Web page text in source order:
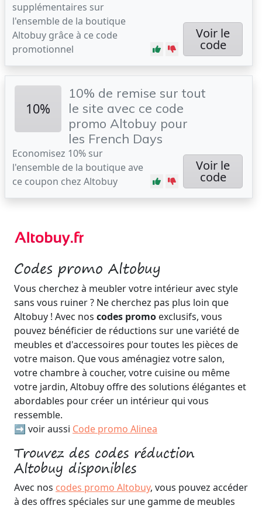
Codes promo Altobuy
Vous cherchez à meubler votre intérieur avec style
sans vous ruiner ? Ne cherchez pas plus loin que
Altobuy ! Avec nos codes promo exclusifs, vous
pouvez bénéficier de réductions sur une variété de
meubles et d'accessoires pour toutes les pièces de
votre maison. Que vous aménagiez votre salon,
votre chambre à coucher, votre cuisine ou même
votre jardin, Altobuy offre des solutions élégantes et
abordables pour créer un intérieur qui vous
ressemble.
➡️ voir aussi Code promo Alinea
Trouvez des codes réduction
Altobuy disponibles
Avec nos codes promo Altobuy, vous pouvez accéder
à des offres spéciales sur une gamme de meubles
supplémentaires sur
l'ensemble de la boutique
Altobuy grâce à ce code
promotionnel
Voir le
code
10%
10% de remise sur tout
le site avec ce code
promo Altobuy pour
les French Days
Economisez 10% sur
l'ensemble de la boutique ave
ce coupon chez Altobuy
Voir le
code